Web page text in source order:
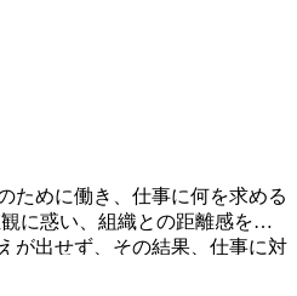
ために働き、仕事に何を求める
が出せず、その結果、仕事に対